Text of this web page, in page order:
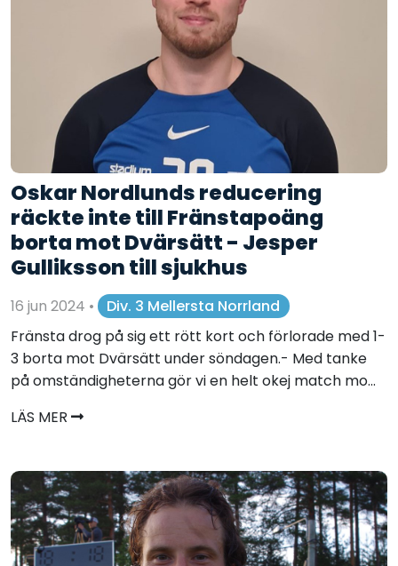
Oskar Nordlunds reducering
räckte inte till Fränstapoäng
borta mot Dvärsätt - Jesper
Gulliksson till sjukhus
16 jun 2024 •
Div. 3 Mellersta Norrland
Fränsta drog på sig ett rött kort och förlorade med 1-
3 borta mot Dvärsätt under söndagen.- Med tanke
på omständigheterna gör vi en helt okej match mo...
LÄS MER